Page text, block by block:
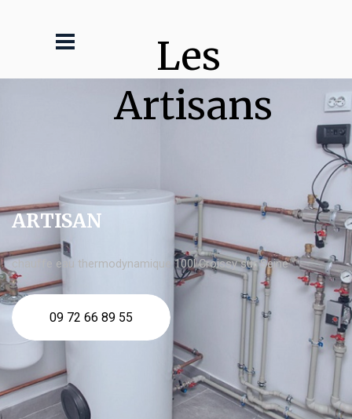
Les
Artisans
ARTISAN
chauffe eau thermodynamique 100l Croissy sur Seine
09 72 66 89 55